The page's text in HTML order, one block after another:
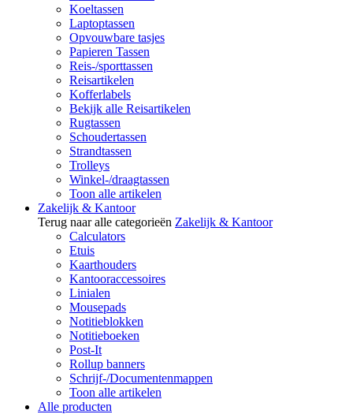
Koeltassen
Laptoptassen
Opvouwbare tasjes
Papieren Tassen
Reis-/sporttassen
Reisartikelen
Kofferlabels
Bekijk alle Reisartikelen
Rugtassen
Schoudertassen
Strandtassen
Trolleys
Winkel-/draagtassen
Toon alle artikelen
Zakelijk & Kantoor
Terug naar alle categorieën Zakelijk & Kantoor
Calculators
Etuis
Kaarthouders
Kantooraccessoires
Linialen
Mousepads
Notitieblokken
Notitieboeken
Post-It
Rollup banners
Schrijf-/Documentenmappen
Toon alle artikelen
Alle producten